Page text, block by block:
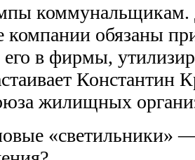
обязаны
его в фирмы,
Константин
жилищных
«светильники»